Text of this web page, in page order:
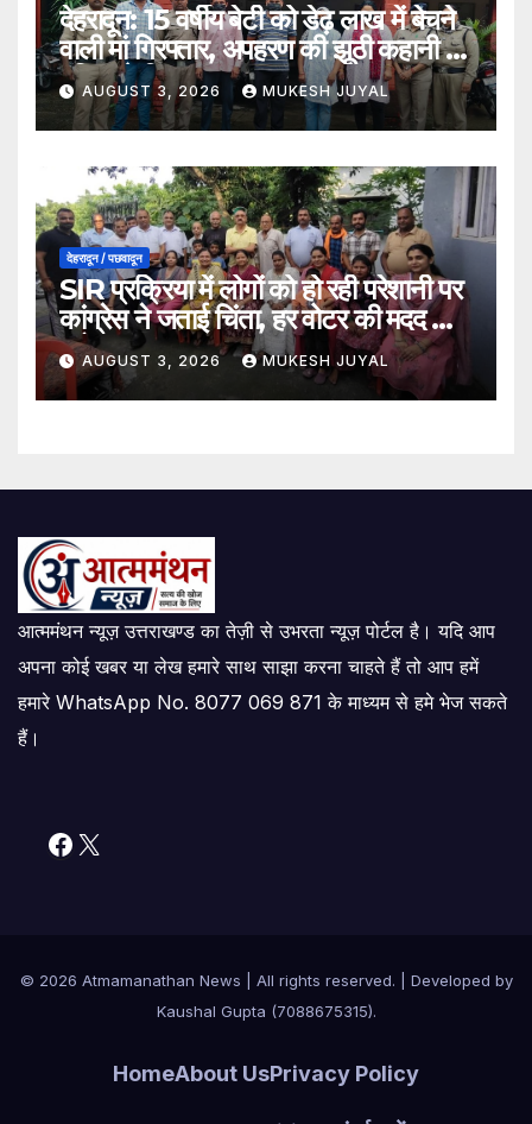
देहरादून: 15 वर्षीय बेटी को डेढ़ लाख में बेचने
वाली मां गिरफ्तार, अपहरण की झूठी कहानी का
पुलिस ने किया खुलासा
AUGUST 3, 2026 MUKESH JUYAL
देहरादून / पछवादून
SIR प्रक्रिया में लोगों को हो रही परेशानी पर
कांग्रेस ने जताई चिंता, हर वोटर की मदद का
भरोसा: नवप्रभात
AUGUST 3, 2026 MUKESH JUYAL
आत्ममंथन न्यूज़ उत्तराखण्ड का तेज़ी से उभरता न्यूज़ पोर्टल है। यदि आप
अपना कोई खबर या लेख हमारे साथ साझा करना चाहते हैं तो आप हमें
हमारे WhatsApp No. 8077 069 871 के माध्यम से हमे भेज सकते
हैं।
Facebook
X
© 2026 Atmamanathan News
All rights reserved. | Developed by
Kaushal Gupta (7088675315).
HomeAbout UsPrivacy Policy